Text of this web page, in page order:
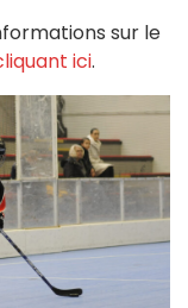
sur le
ici.